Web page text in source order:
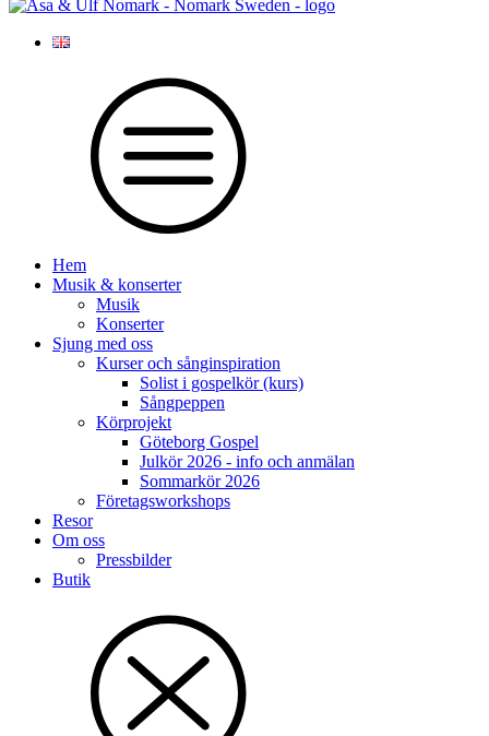
Hem
Musik & konserter
Musik
Konserter
Sjung med oss
Kurser och sånginspiration
Solist i gospelkör (kurs)
Sångpeppen
Körprojekt
Göteborg Gospel
Julkör 2026 - info och anmälan
Sommarkör 2026
Företagsworkshops
Resor
Om oss
Pressbilder
Butik